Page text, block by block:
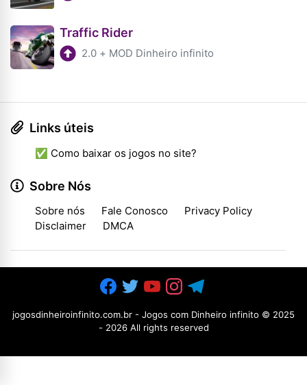
Traffic Rider
2.0 + MOD Dinheiro infinito
Links úteis
✅ Como baixar os jogos no site?
Sobre Nós
Sobre nós Fale Conosco
Privacy Policy
Disclaimer
DMCA
jogosdinheiroinfinito.com.br - Jogos com Dinheiro infinito © 2025
- 2026 All rights reserved